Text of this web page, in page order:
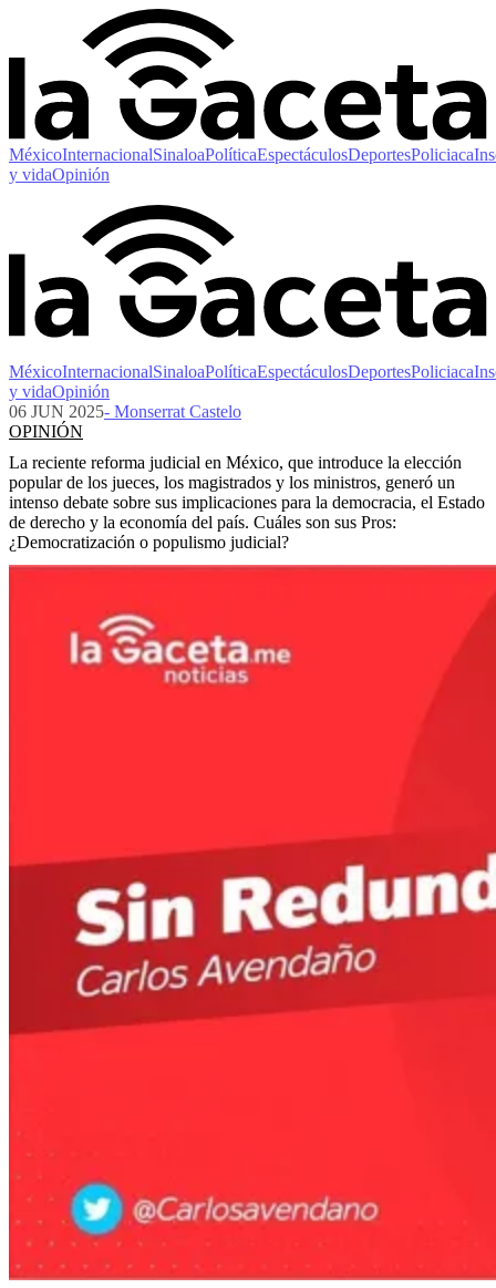
MéxicoInternacionalSinaloaPolíticaEspectáculosDeportesPoliciaca
y vidaOpinión
MéxicoInternacionalSinaloaPolíticaEspectáculosDeportesPoliciaca
y vidaOpinión
06 JUN 2025- Monserrat Castelo
OPINIÓN
La reciente reforma judicial en México, que introduce la elección
popular de los jueces, los magistrados y los ministros, generó un
intenso debate sobre sus implicaciones para la democracia, el Estado
de derecho y la economía del país. Cuáles son sus Pros:
¿Democratización o populismo judicial?